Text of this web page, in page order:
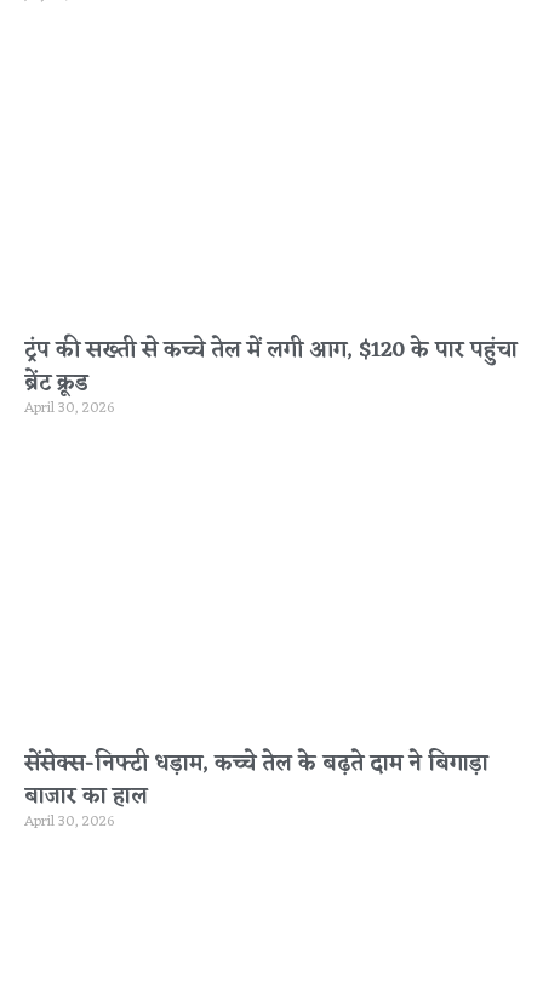
ट्रंप की सख्ती से कच्चे तेल में लगी आग, $120 के पार पहुंचा
ब्रेंट क्रूड
April 30, 2026
सेंसेक्स-निफ्टी धड़ाम, कच्चे तेल के बढ़ते दाम ने बिगाड़ा
बाजार का हाल
April 30, 2026